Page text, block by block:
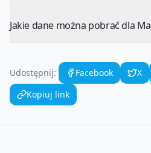
Jakie dane można pobrać dla
Udostępnij: Facebook X
Kopiuj link